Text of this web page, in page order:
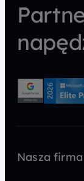
Nasza firma